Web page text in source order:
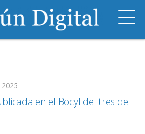
2025
en el Bocyl del tres de